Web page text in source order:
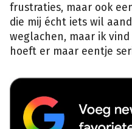
frustraties, maar ook
die mij écht iets wil
weglachen, maar ik
hoeft er maar eentje